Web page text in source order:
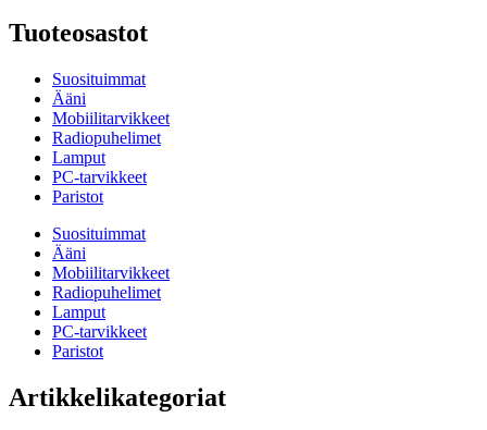
Tuoteosastot
Suosituimmat
Ääni
Mobiilitarvikkeet
Radiopuhelimet
Lamput
PC-tarvikkeet
Paristot
Suosituimmat
Ääni
Mobiilitarvikkeet
Radiopuhelimet
Lamput
PC-tarvikkeet
Paristot
Artikkelikategoriat